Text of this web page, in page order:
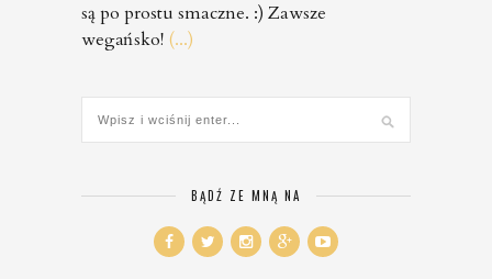
są po prostu smaczne. :) Zawsze
wegańsko! (...)
BĄDŹ ZE MNĄ NA